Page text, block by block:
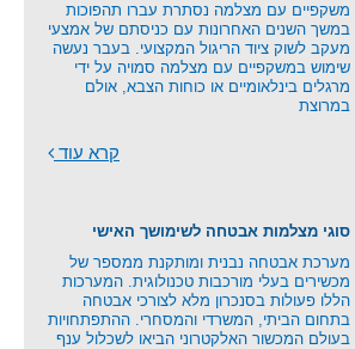
משקפיים עם מצלמה נסתרת עברו תהפוכות
במשך השנים האחרונות עם כניסתם של אמצעי
מעקב לשוק ציוד הריגול המקצועי. בעבר נעשה
שימוש במשקפיים עם מצלמה סמויה על ידי
מרגלים בינלאומיים או כוחות הצבא, אולם
במרוצת
קרא עוד
סוגי מצלמות אבטחה לשימושך האישי
מערכת אבטחה נבנית ומותקנת ממספר של
מכשירים בעלי מורכבות טכנולוגית. המערכות
הללו פעולות בסנכרון מלא לצורכי אבטחה
בתחום הביתי, המשרדי והמסחרי. ההתפתחויות
בעולם המכשור האלקטרוני הביאו לשכלול ענף